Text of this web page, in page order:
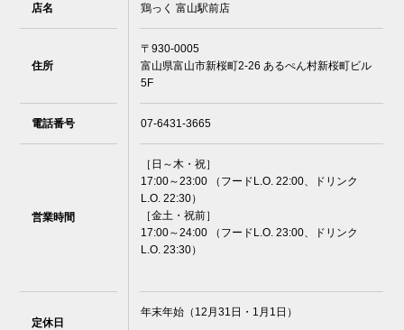
店名 鶏っく 富山駅前店
住所
〒930-0005
富山県富山市新桜町2-26 あるぺん村新桜町ビル
5F
電話番号 07-6431-3665
営業時間
［日～木・祝］
17:00～23:00 （フードL.O. 22:00、ドリンク
L.O. 22:30）
［金土・祝前］
17:00～24:00 （フードL.O. 23:00、ドリンク
L.O. 23:30）
定休日
年末年始（12月31日・1月1日）